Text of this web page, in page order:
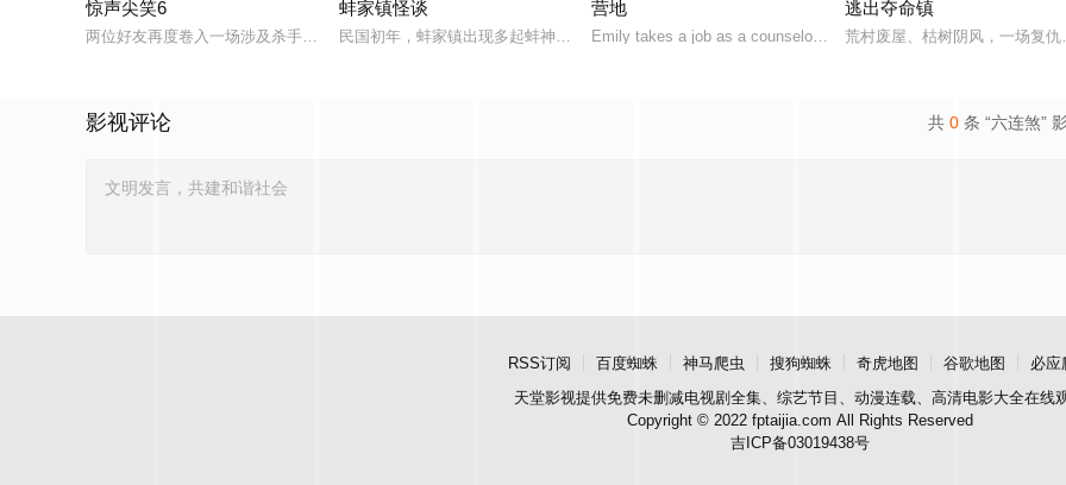
惊声尖笑6
两位好友再度卷入一场涉及杀手、怪物和超自然生物的混乱事件。
蚌家镇怪谈
民国初年，蚌家镇出现多起蚌神杀人案件，省警察局派纪鹤川为首几人到蚌家镇调查
营地
Emily takes a job as a counselor at a
逃出夺命镇
荒村废屋、枯树阴风，一场复仇
共 0 条 “六连煞”
影视评论
RSS订阅 百度蜘蛛 神马爬虫 搜狗蜘蛛 奇虎地图 谷歌地图
必应
天堂影视提供免费未删减电视剧全集、综艺节目、动漫连载、高清电影大全在线
Copyright © 2022 fptaijia.com All Rights Reserved
吉ICP备03019438号